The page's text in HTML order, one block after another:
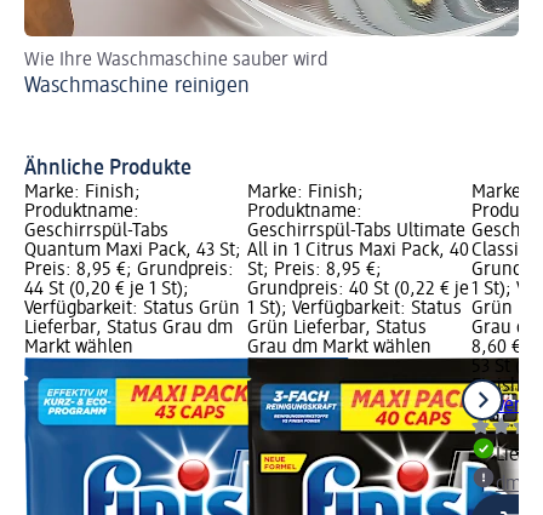
Wie Ihre Waschmaschine sauber wird
Waschmaschine reinigen
Ähnliche Produkte
Marke: Finish;
Produktname:
Geschirrspül-Tabs
Quantum Maxi Pack, 43 St;
Preis: 8,95 €; Grundpreis:
44 St (0,20 € je 1 St);
Verfügbarkeit: Status Grün
Lieferbar, Status Grau dm
Markt wählen
Marke: Finish;
Produktname:
Geschirrspül-Tabs Ultimate
All in 1 Citrus Maxi Pack, 40
St; Preis: 8,95 €;
Grundpreis: 40 St (0,22 € je
1 St); Verfügbarkeit: Status
Grün Lieferbar, Status
Grau dm Markt wählen
Marke:
Classic
1 St);
Grün
Grau
8,60 €
53 St
Finish
Power
dm